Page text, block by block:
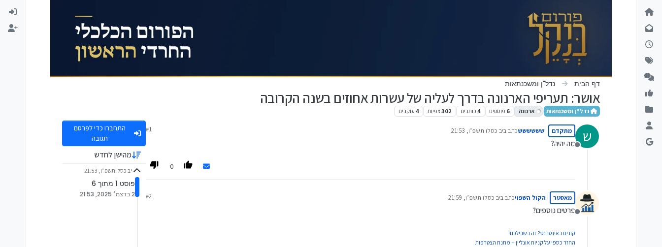
דילוג לתוכן
דף הבית נדל"ן ומשכנתאות
אושר: תעריפי הארנונה בדרך לעליה של עשרות אחוזים בשנה הקרובה
נדל"ן ומשכנתאות ארנונה 6 פוסטים 4 כותבים 302צפיות 4 עוקבים
ש
מנותק
מתקדם ששששששכתב ביב כסלו תשפ״ו, 21:53
נערך לאחרונה על ידי
#1
מה יהיה?
0
מנותק
מאסטר הקול השפויכתב ביב כסלו תשפ״ו, 21:59
נערך לאחרונה על ידי
#2
פרטים נוספים?
קונים באינטרנט? זה בשבילכם!
החזר כספי על קניות אונליין + מתנת הצטרפות
התחברו כדי לפרסם
תגובה
מהישן לחדש
יב כסלו תשפ״ו, 21:53
פוסט 1 מתוך 6
2 בדצמ׳ 2025, 21:53